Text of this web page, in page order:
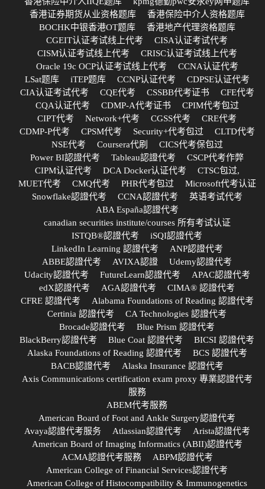
香港证券期货从业资格题库
香港保险中介人资格题库
BOCHK中银香港OT题库
香港地产代理资格题库
CGEIT认证考试线上代考
CISA认证考试代考
CISM认证考试线上代考
CRISC认证考试线上代考
Oracle 19c OCP认证考试线上代考
CCNA认证代考
LSat题库
iTEP题库 CCNP认证代考
CDPSE认证代考
CIA认证考试代考
CQE代考 CSSBB代考证书
CFE代考
CQA认证代考
CDMP-A代考证书
CPIM代考包过
CIPT代考
Network+代考 CGSS代考
CRE代考
CDMP-P代考
CPSM代考 Security+代考包过
CLTD代考
NSE代考
Coursera代刷
CICS代考保包过
Power BI認證代考
Tableau認證代考
CSCP代考作弊
CIPM认证代考
DCA Docker认证代考
CTSC包过,
MUET代考
CMQ代考 PHR代考包过
Microsoft代考认证
Snowflake認證代考
CCNA認證代考
英语考试代考
ABA España認證代考
canadian securities institute/courses 所有考试认证
ISTQB®認證代考
iSQI認證代考
LinkedIn Learning 認證代考
ANP認證代考
ABBE認證代考
AVIXA認證
Udemy認證代考
Udacity認證代考
FutureLearn認證代考
APAC認證代考
edX認證代考
AGA認證代考
CIMA® 認證代考
CFRE 認證代考
Alabama Foundations of Reading 認證代考
Certinia 認證代考
CA Technologies 認證代考
Brocade認證代考
Blue Prism 認證代考
BlackBerry認證代考
Blue Coat 認證代考
BICSI 認證代考
Alaska Foundations of Reading 認證代考
BCS 認證代考
BACB認證代考
Alaska Insurance 認證代考
Axis Communications certification exam proxy 專業認證代考
服務
ABEM代考服務
American Board of Foot and Ankle Surgery認證代考
Avaya認證代考服务
Atlassian認證代考
Arista認證代考
American Board of Imaging Informatics (ABII)認證代考
ACMA認證代考服務
ABPM認證代考
American College of Financial Services認證代考
American College of Histocompatibility & Immunogenetics